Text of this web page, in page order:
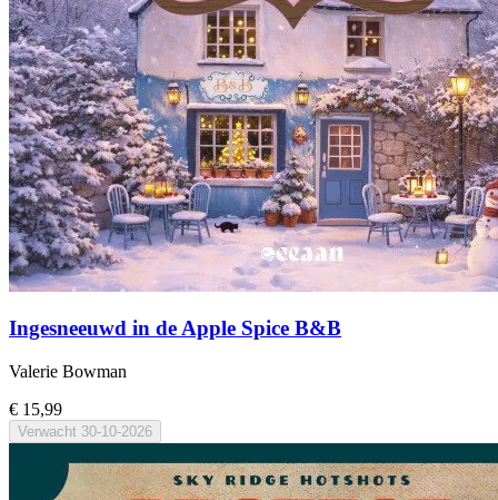
Ingesneeuwd in de Apple Spice B&B
Valerie Bowman
€ 15,99
Verwacht 30-10-2026